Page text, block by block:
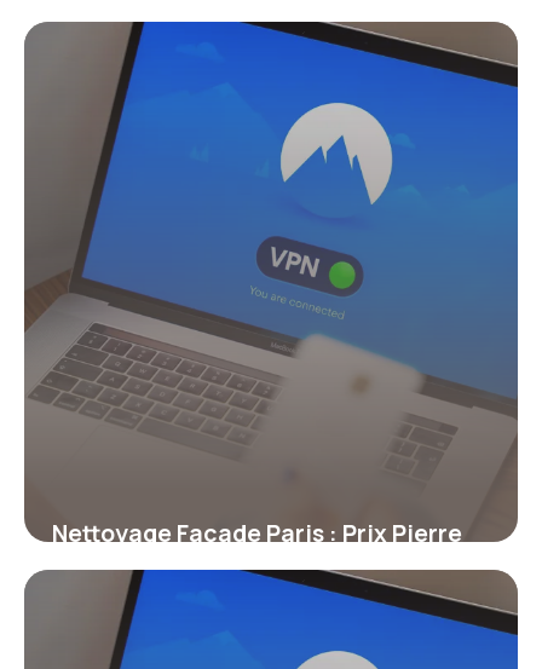
2026
18 juillet 2026
Nettoyage Façade Paris : Prix Pierre
2026
17 juillet 2026